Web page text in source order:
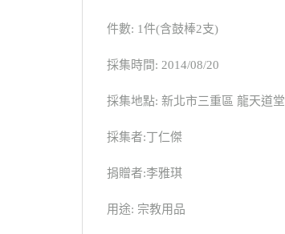
件數: 1件(含鼓棒2支)
採集時間: 2014/08/20
採集地點: 新北市三重區 龍天道堂
採集者:丁仁傑
捐贈者:李雅琪
用途: 宗教用品